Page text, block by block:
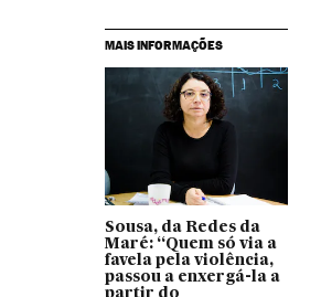
MAIS INFORMAÇÕES
Sousa, da Redes da
Maré: “Quem só via a
favela pela violência,
passou a enxergá-la a
partir do